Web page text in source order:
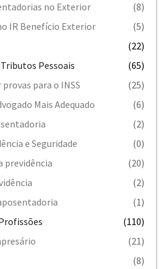
no Exterior
(8)
IR Benefício Exterior
(5)
(22)
Pessoais
(65)
para o INSS
(25)
Mais Adequado
(6)
(2)
e Seguridade
(0)
previdência
(20)
(2)
(1)
(110)
(21)
(8)